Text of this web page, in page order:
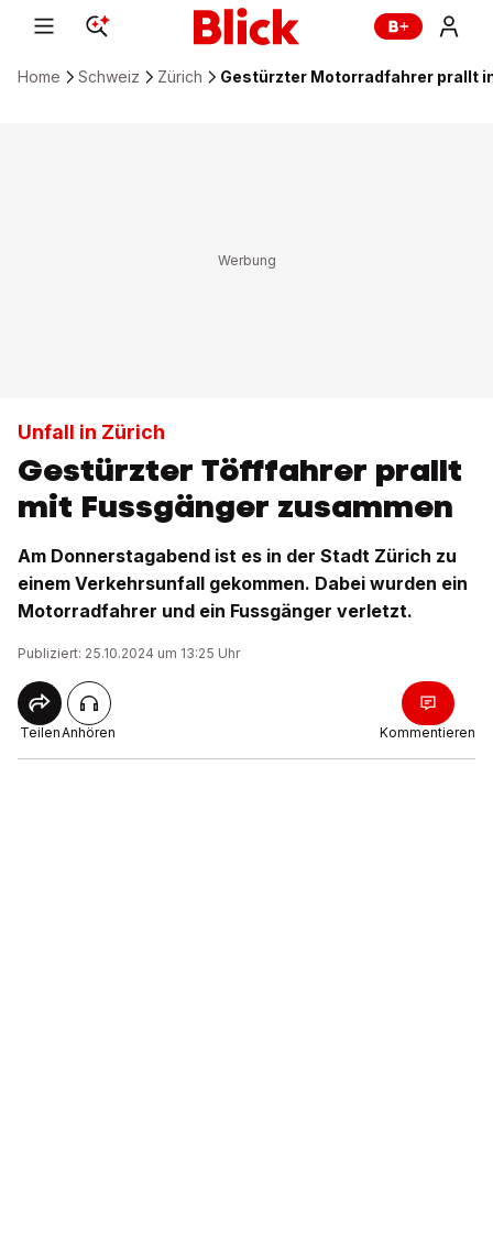
Home Schweiz Zürich Gestürzter Motorradfahrer prallt
Unfall in Zürich
Gestürzter Töfffahrer prallt
mit Fussgänger zusammen
Am Donnerstagabend ist es in der Stadt Zürich zu
einem Verkehrsunfall gekommen. Dabei wurden ein
Motorradfahrer und ein Fussgänger verletzt.
Publiziert: 25.10.2024 um 13:25 Uhr
TeilenAnhören Kommentieren